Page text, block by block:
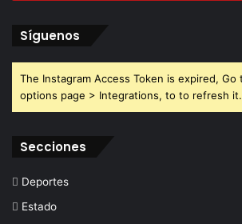
Síguenos
The Instagram Access Token is expired, Go
options page > Integrations, to to refresh it.
Secciones
Deportes
Estado